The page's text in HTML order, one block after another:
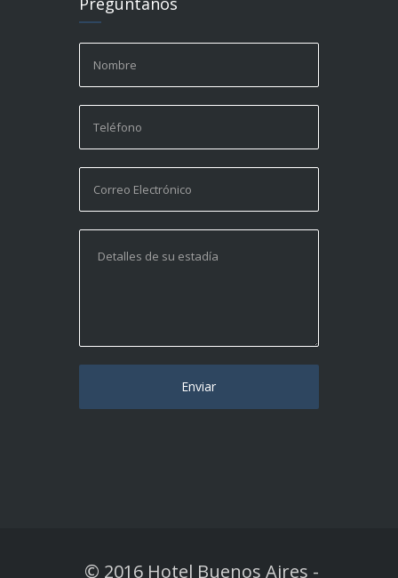
© 2016 Hotel Buenos Aires -